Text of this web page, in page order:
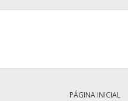
PÁGINA INICIAL